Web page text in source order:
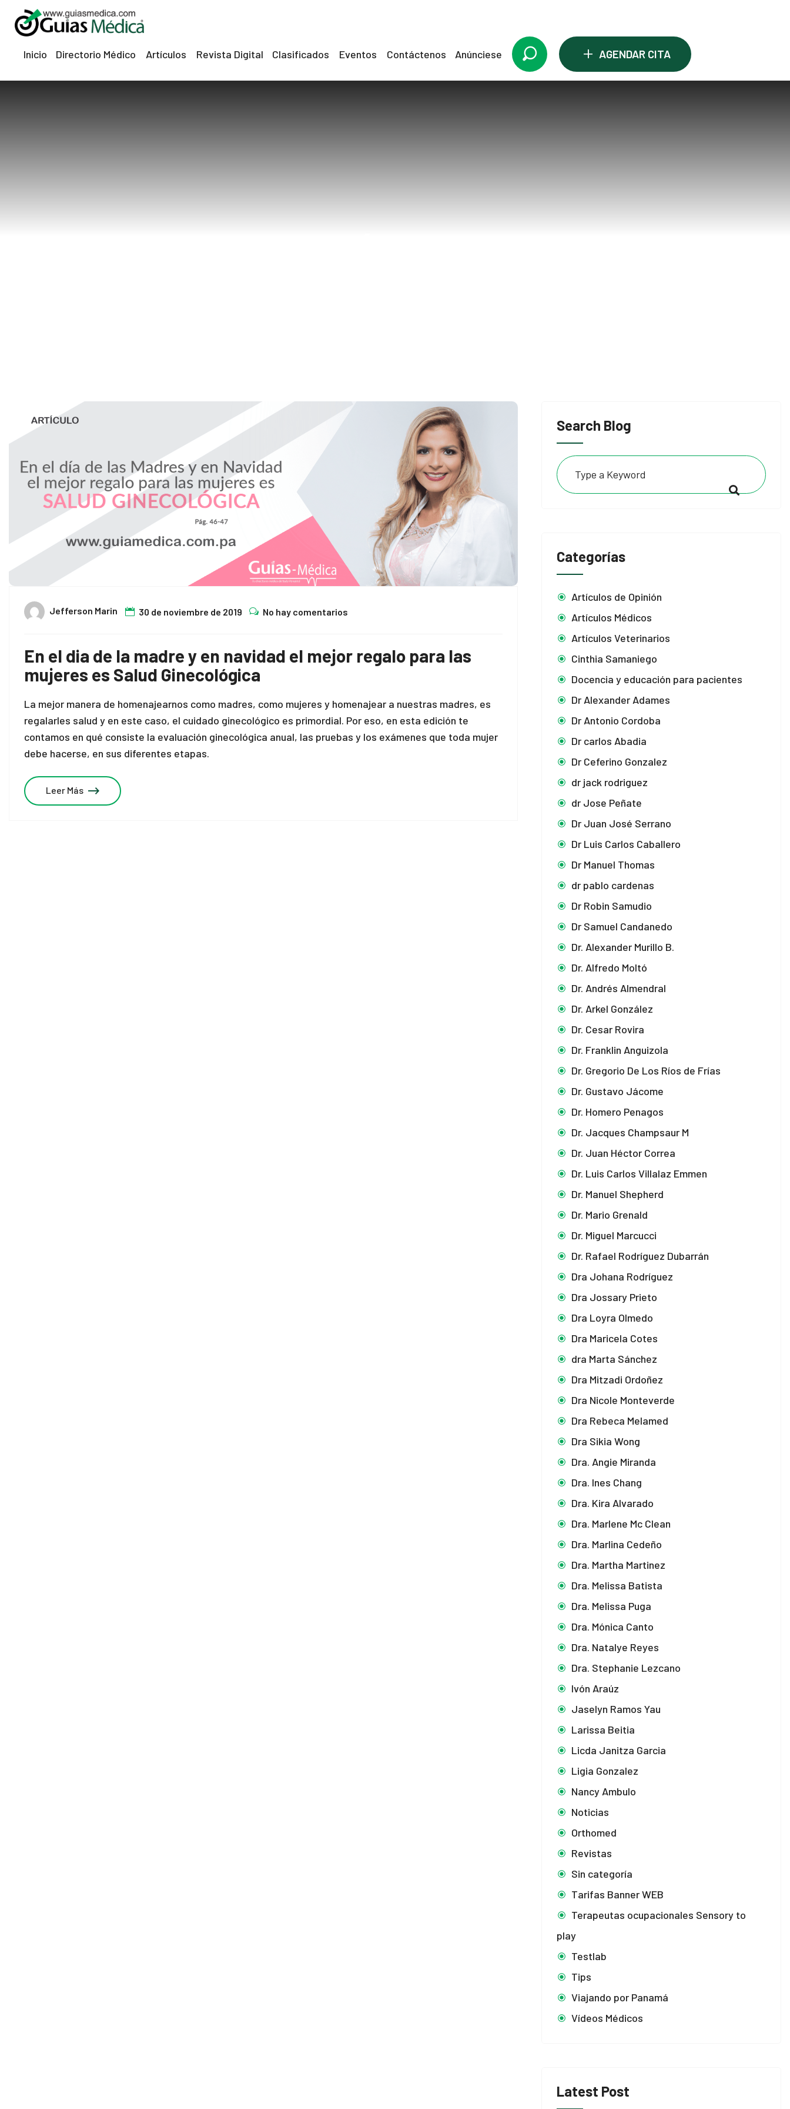
Inicio Directorio Médico Artículos Revista Digital Clasificados Eventos Contáctenos Anúnciese + AGENDAR CITA
Search Blog
Categorías
Artículos de Opinión
Artículos Médicos
Artículos Veterinarios
Cinthia Samaniego
Docencia y educación para pacientes
Dr Alexander Adames
Dr Antonio Cordoba
Dr carlos Abadia
Dr Ceferino Gonzalez
dr jack rodriguez
dr Jose Peñate
Dr Juan José Serrano
Dr Luis Carlos Caballero
Dr Manuel Thomas
dr pablo cardenas
Dr Robin Samudio
Dr Samuel Candanedo
Dr. Alexander Murillo B.
Dr. Alfredo Moltó
Dr. Andrés Almendral
Dr. Arkel González
Dr. Cesar Rovira
Dr. Franklin Anguizola
Dr. Gregorio De Los Ríos de Frías
Dr. Gustavo Jácome
Dr. Homero Penagos
Dr. Jacques Champsaur M
Dr. Juan Héctor Correa
Dr. Luis Carlos Villalaz Emmen
Dr. Manuel Shepherd
Dr. Mario Grenald
Dr. Miguel Marcucci
Dr. Rafael Rodríguez Dubarrán
Dra Johana Rodríguez
Dra Jossary Prieto
Dra Loyra Olmedo
Dra Maricela Cotes
dra Marta Sánchez
Dra Mitzadi Ordoñez
Dra Nicole Monteverde
Dra Rebeca Melamed
Dra Sikia Wong
Dra. Angie Miranda
Dra. Ines Chang
Dra. Kira Alvarado
Dra. Marlene Mc Clean
Dra. Marlina Cedeño
Dra. Martha Martinez
Dra. Melissa Batista
Dra. Melissa Puga
Dra. Mónica Canto
Dra. Natalye Reyes
Dra. Stephanie Lezcano
Ivón Araúz
Jaselyn Ramos Yau
Larissa Beitia
Licda Janitza Garcia
Ligia Gonzalez
Nancy Ambulo
Noticias
Orthomed
Revistas
Sin categoría
Tarifas Banner WEB
Terapeutas ocupacionales Sensory to
play
Testlab
Tips
Viajando por Panamá
Vídeos Médicos
Latest Post
Jefferson Marin 30 de noviembre de 2019 No hay comentarios
En el dia de la madre y en navidad el mejor regalo para las
mujeres es Salud Ginecológica
La mejor manera de homenajearnos como madres, como mujeres y homenajear a nuestras madres, es
regalarles salud y en este caso, el cuidado ginecológico es primordial. Por eso, en esta edición te
contamos en qué consiste la evaluación ginecológica anual, las pruebas y los exámenes que toda mujer
debe hacerse, en sus diferentes etapas.
Leer Más